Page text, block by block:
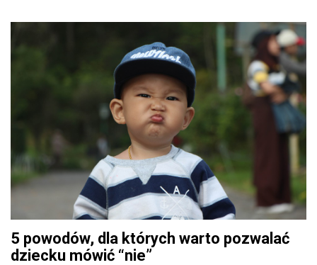
5 powodów, dla których warto pozwalać
dziecku mówić “nie”